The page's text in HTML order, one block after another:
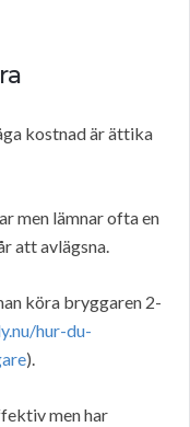
kostnad är ättika
men lämnar ofta en
att avlägsna.
köra bryggaren 2-
hur-du-
).
men har